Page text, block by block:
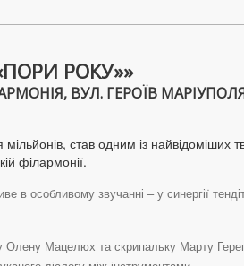
РОКУ»»
ВУЛ. ГЕРОЇВ МАРІУПОЛЯ
став одним із найвідоміших
філармонії.
особливому звучанні – у синергії
Олену Мацелюх та скрипальку Марту